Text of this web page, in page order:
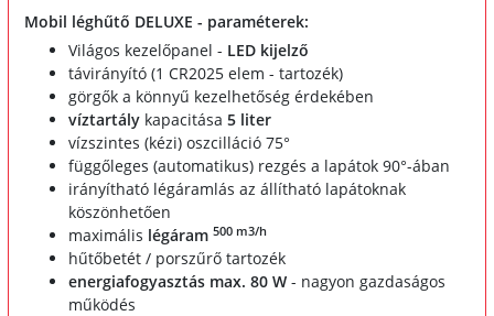
Mobil léghűtő DELUXE - paraméterek:
Világos kezelőpanel - LED kijelző
távirányító (1 CR2025 elem - tartozék)
görgők a könnyű kezelhetőség érdekében
víztartály kapacitása 5 liter
vízszintes (kézi) oszcilláció 75°
függőleges (automatikus) rezgés a lapátok 90°-ában
irányítható légáramlás az állítható lapátoknak
köszönhetően
maximális légáram 500 m3/h
hűtőbetét / porszűrő tartozék
energiafogyasztás max. 80 W - nagyon gazdaságos
működés